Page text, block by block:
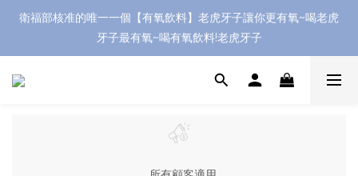
衛福部核准的唯一一個【有氧飲料】老虎牙子讓你更有氧~喝老虎
牙子最有氧~喝有氧飲料!老虎牙子